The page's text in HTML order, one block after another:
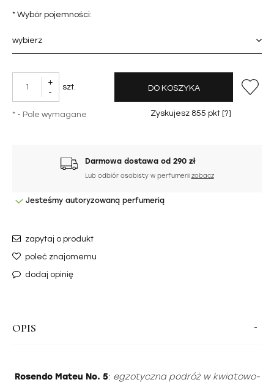
* Wybór pojemności:
+
-
szt. DO KOSZYKA
Zyskujesz 855 pkt [?]
* - Pole wymagane
Darmowa dostawa od 290 zł
Lub odbiór osobisty w perfumerii zobacz
Jesteśmy autoryzowaną perfumerią
zapytaj o produkt
poleć znajomemu
dodaj opinię
OPIS
Rosendo Mateu No. 5: egzotyczna podróż w kwiatowo-